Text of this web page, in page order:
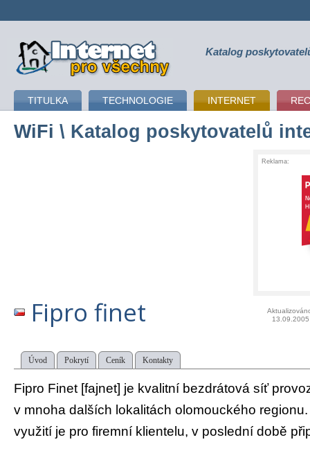
připojení k internetu Katalog
TITULKA TECHNOLOGIE INTERNET
WiFi \ Katalog poskytovatelů
Reklama:
Fipro finet
13.09.2005
Úvod Pokrytí Ceník Kontakty
Fipro Finet [fajnet] je kvalitní bezdrátová síť
v mnoha dalších lokalitách olomouckého
využití je pro firemní klientelu, v poslední době